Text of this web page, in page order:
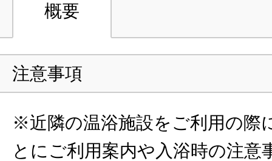
概要
注意事項
※近隣の温浴施設をご利用の際
とにご利用案内や入浴時の注意